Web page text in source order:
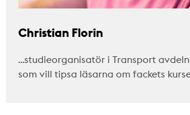
Christian Florin
…studieorganisatör i Transport
som vill tipsa läsarna om fackets